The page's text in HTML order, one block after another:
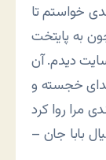
خواستم تا
به پایتخت
دیدم‌. آن
خجسته و